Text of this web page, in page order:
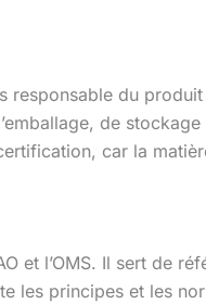
responsable du
de
car la
et l’OMS. Il sert de
les principes et les